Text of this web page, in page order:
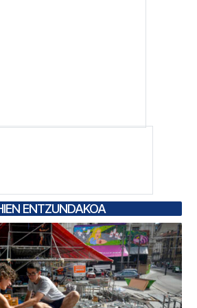
ENTZUNDAKOA